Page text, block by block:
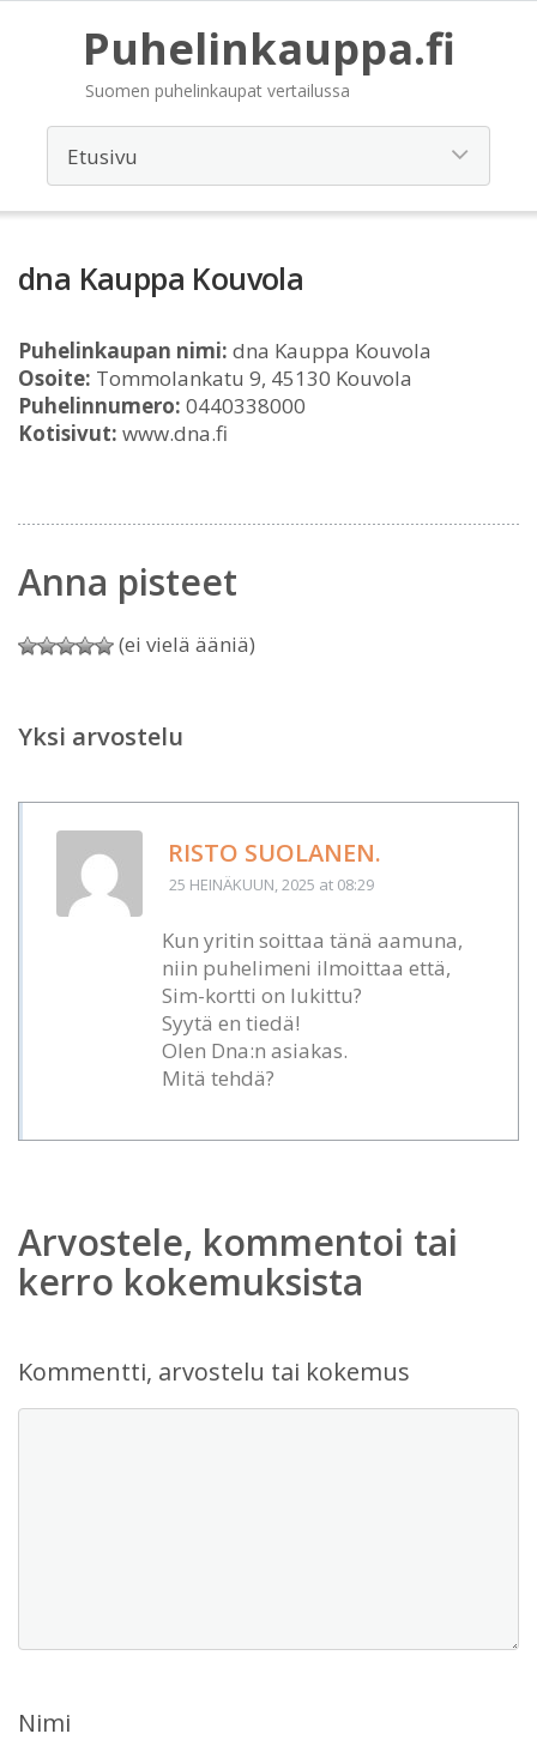
Puhelinkauppa.fi
Suomen puhelinkaupat vertailussa
dna Kauppa Kouvola
Puhelinkaupan nimi: dna Kauppa Kouvola
Osoite: Tommolankatu 9, 45130 Kouvola
Puhelinnumero: 0440338000
Kotisivut: www.dna.fi
Anna pisteet
(ei vielä ääniä)
Yksi arvostelu
RISTO SUOLANEN.
25 HEINÄKUUN, 2025 at 08:29
Kun yritin soittaa tänä aamuna,
niin puhelimeni ilmoittaa että,
Sim-kortti on lukittu?
Syytä en tiedä!
Olen Dna:n asiakas.
Mitä tehdä?
Arvostele, kommentoi tai
kerro kokemuksista
Kommentti, arvostelu tai kokemus
Nimi